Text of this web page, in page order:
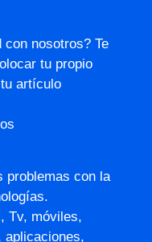
nosotros? Te
tu propio
artículo
problemas con la
Tv, móviles,
aplicaciones,